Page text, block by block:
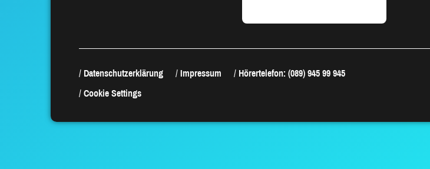
Datenschutzerklärung Impressum
Hörertelefon: (089) 945 99 945
Cookie Settings